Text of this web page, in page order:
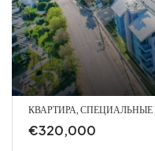
КВАРТИРА,
€320,000